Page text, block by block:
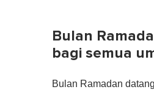
Bulan
bagi semua
Bulan Ramadan